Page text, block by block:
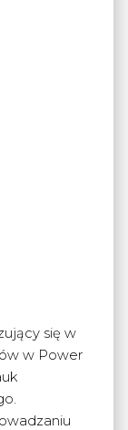
się w
w Power